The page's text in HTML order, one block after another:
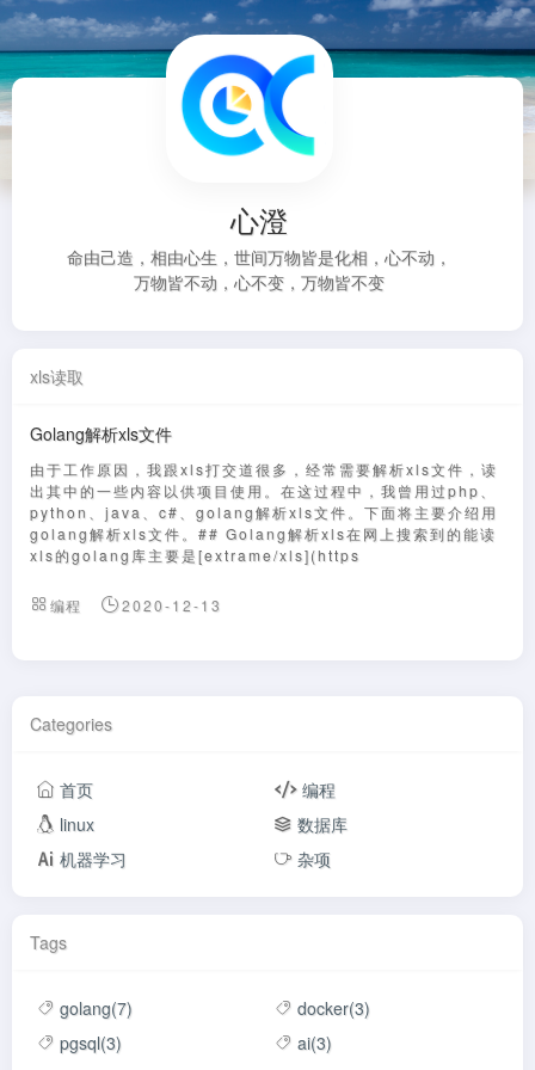
心澄
命由己造，相由心生，世间万物皆是化相，心不动，
万物皆不动，心不变，万物皆不变
xls读取
Golang解析xls文件
由于工作原因，我跟xls打交道很多，经常需要解析xls文件，读
出其中的一些内容以供项目使用。在这过程中，我曾用过php、
python、java、c#、golang解析xls文件。下面将主要介绍用
golang解析xls文件。## Golang解析xls在网上搜索到的能读
xls的golang库主要是[extrame/xls](https
编程 2020-12-13
Categories
首页
编程
linux
数据库
机器学习
杂项
Tags
golang(7)
docker(3)
pgsql(3)
ai(3)